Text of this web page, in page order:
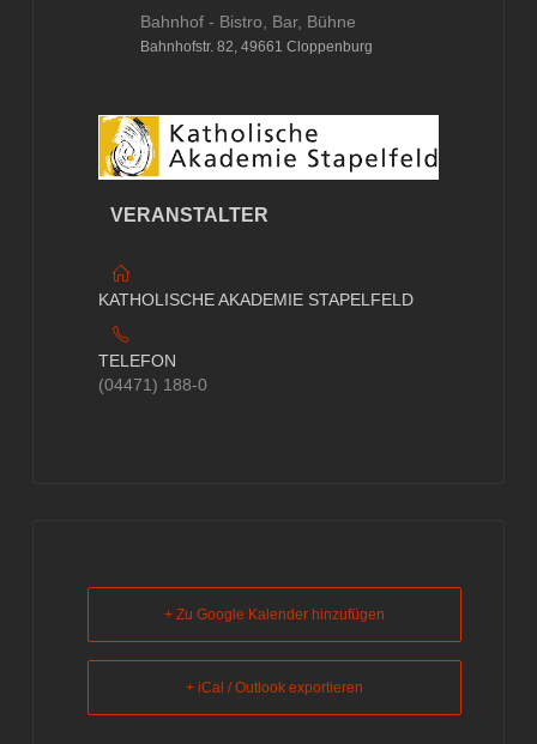
Bahnhof - Bistro, Bar, Bühne
Bahnhofstr. 82, 49661 Cloppenburg
VERANSTALTER
KATHOLISCHE AKADEMIE STAPELFELD
TELEFON
(04471) 188-0
+ Zu Google Kalender hinzufügen
+ iCal / Outlook exportieren